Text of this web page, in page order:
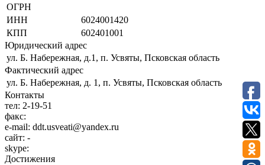
ОГРН
ИНН
6024001420
КПП
602401001
Юридический адрес
ул. Б. Набережная, д.1, п. Усвяты, Псковская область
Фактический адрес
ул. Б. Набережная, д. 1, п. Усвяты, Псковская область
Контакты
тел: 2-19-51
факс:
e-mail: ddt.usveati@yandex.ru
сайт: -
skype:
Достижения